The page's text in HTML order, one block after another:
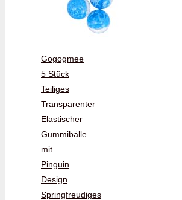
Gogogmee
5 Stück
Teiliges
Transparenter
Elastischer
Gummibälle
mit
Pinguin
Design
Springfreudiges